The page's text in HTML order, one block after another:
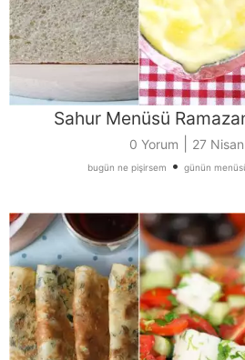
Sahur Menüsü
0 Yorum 27
bugün ne pişirsem • günün